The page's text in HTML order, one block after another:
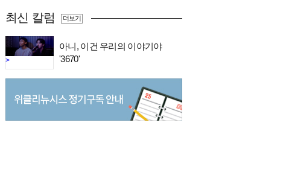
최신 칼럼
>
아니, 이건 우리의 이야기야
'3670'
더보기